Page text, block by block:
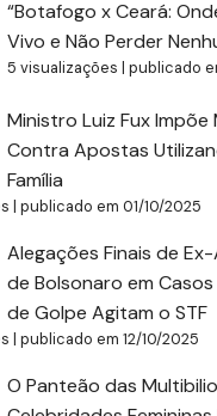
“Botafogo x Ceará:
Vivo e Não Perder
5 visualizações |publicado
Ministro Luiz Fux Impõe
Contra Apostas
Família
|publicado em 01/10/2025
Alegações Finais de
de Bolsonaro em
de Golpe Agitam o STF
|publicado em 12/10/2025
O Panteão das